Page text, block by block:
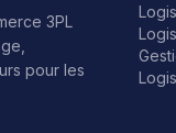
3PL
pour les